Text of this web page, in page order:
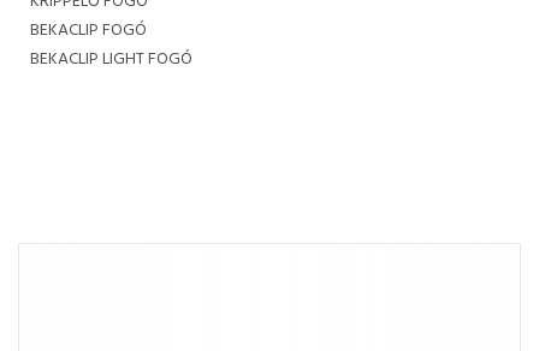
BEKACLIP FOGÓ
BEKACLIP LIGHT FOGÓ